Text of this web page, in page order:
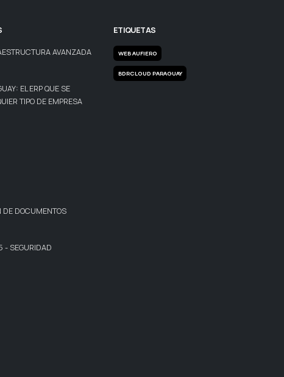
AVANZADA
EL ERP QUE SE
TIPO DE EMPRESA
DOCUMENTOS
- SEGURIDAD
ETIQUETAS
WEB AUFIERO
BDRCLOUD PARAGUAY